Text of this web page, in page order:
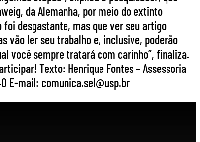
da Alemanha, por meio do extinto
desgastante, mas que ver seu artigo
vão ler seu trabalho e, inclusive, poderão
você sempre tratará com carinho”, finaliza.
Texto: Henrique Fontes – Assessoria
E-mail: comunica.sel@usp.br